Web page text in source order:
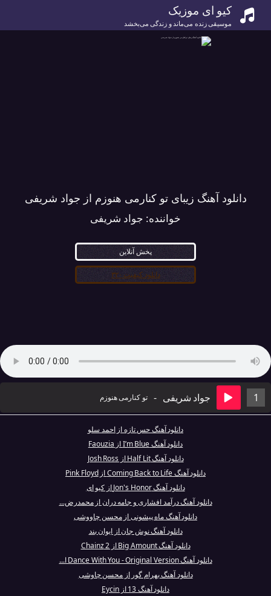
کیو ای موزیک
موسیقی زنده می‌ماند و زندگی می‌بخشد
دانلود آهنگ زیبای تو کنارمی هنوزم از جواد شریفی
خواننده: جواد شریفی
پخش آنلاین
دانلود کیفیت ۳۲۰
1 جواد شریفی - تو کنارمی هنوزم
دانلود آهنگ حس تازه از احمد سلو
دانلود آهنگ I’m Blue از Faouzia
دانلود آهنگ Half Lit از Josh Ross
دانلود آهنگ Coming Back to Life از Pink Floyd
دانلود آهنگ Jon's Honor از کیو ای
دانلود آهنگ درآمد افشاری و جامه‌ دران از محمدرض...
دانلود آهنگ ماه پیشونی از محسن چاووشی
دانلود آهنگ نوش جان از ایوان بند
دانلود آهنگ Big Amount از 2 Chainz
دانلود آهنگ Dance With You - Original Version ا...
دانلود آهنگ بهرام گور از محسن چاوشی
دانلود آهنگ 13 از Eycin